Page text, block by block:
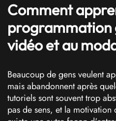
Comment
programmation
vidéo et au
Beaucoup de gens veulent
mais abandonnent après
tutoriels sont souvent trop
pas de sens, et la